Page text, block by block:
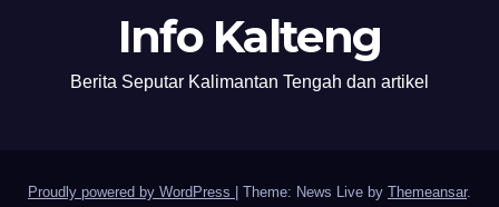
Info Kalteng
Berita Seputar Kalimantan Tengah dan artikel
Proudly powered by WordPress Theme: News Live by Themeansar.